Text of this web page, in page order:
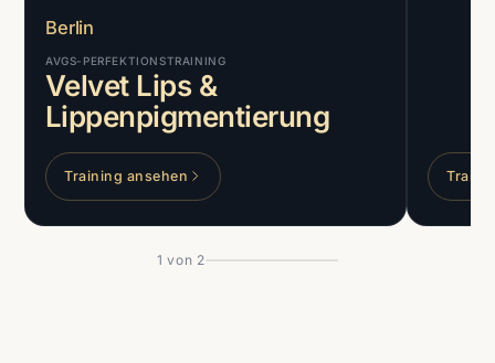
Berlin
AVGS-PERFEKTIONSTRAINING
Velvet Lips &
Lippenpigmentierung
Training ansehen
1 von 2